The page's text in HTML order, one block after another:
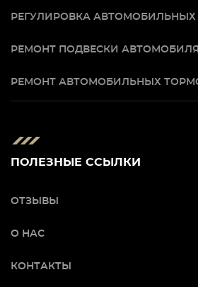
РЕГУЛИРОВКА АВТОМОБИЛЬНЫХ
РЕМОНТ ПОДВЕСКИ АВТОМОБИЛЯ
РЕМОНТ АВТОМОБИЛЬНЫХ
ПОЛЕЗНЫЕ ССЫЛКИ
ОТЗЫВЫ
О НАС
КОНТАКТЫ